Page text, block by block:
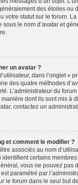
des étoiles ou
votre statut sur le forum.
sous le nom d’avatar et
un avatar ?
dans l’onglet «
des quatre méthodes
L’administrateur du
dont ils sont mis à
contactez un
et comment le modifier ?
associés au nom
identifient certains
vous ne pouvez pas
est paramétré par
le forum dans le seul but